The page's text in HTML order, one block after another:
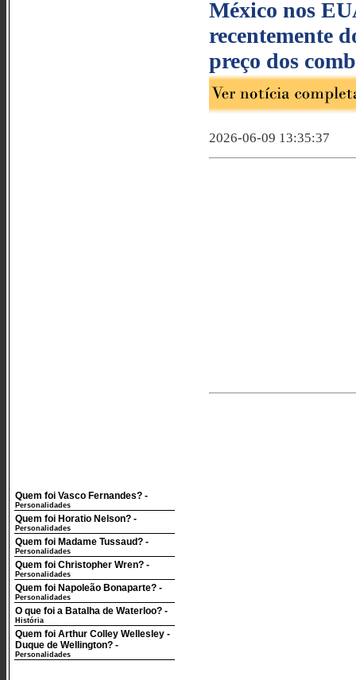
Quem foi Vasco Fernandes? -
Personalidades
Quem foi Horatio Nelson? -
Personalidades
Quem foi Madame Tussaud? -
Personalidades
Quem foi Christopher Wren? -
Personalidades
Quem foi Napoleão Bonaparte? -
Personalidades
O que foi a Batalha de Waterloo? -
História
Quem foi Arthur Colley Wellesley -
Duque de Wellington? -
Personalidades
México nos
recentemente
preço dos
2026-06-09 13:35:37